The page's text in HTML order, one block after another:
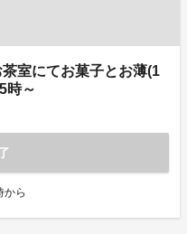
室にてお菓子とお薄(1
時～
ら